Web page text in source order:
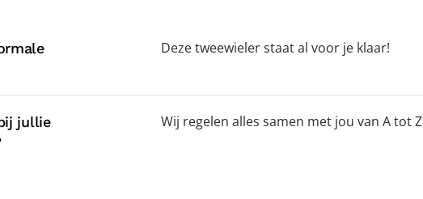
Deze tweewieler staat al voor je klaar!
jullie
Wij regelen alles samen met jou van A tot Z